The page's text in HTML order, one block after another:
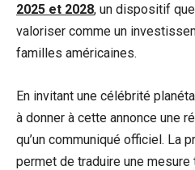
2025 et 2028, un dispositif
valoriser comme un
familles américaines.
En invitant une célébrité
à donner à cette annonce une
qu’un communiqué officiel. La
permet de traduire une